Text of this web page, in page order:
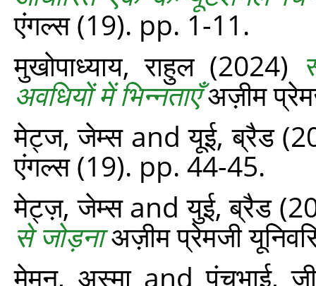
एंगल्‍स (19). pp. 1-11.
मुखोपाध्याय, राहुल (2024)
अवधियों में भिन्नताएँअज़ीम
मेट्ज, जेम्सandयूई, ब्रैड
एंगल्‍स (19). pp. 44-45.
मेट्ज़, जेम्सandयुई, ब्रैड
से जोड़नाअज़ीम प्रेमजी
मेमन, अस्माandपंचभाई,